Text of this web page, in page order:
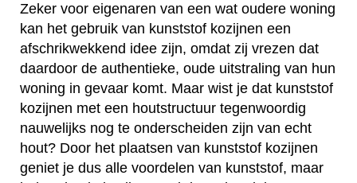
Zeker voor eigenaren van een wat oudere woning
kan het gebruik van kunststof kozijnen een
afschrikwekkend idee zijn, omdat zij vrezen dat
daardoor de authentieke, oude uitstraling van hun
woning in gevaar komt. Maar wist je dat kunststof
kozijnen met een houtstructuur tegenwoordig
nauwelijks nog te onderscheiden zijn van echt
hout? Door het plaatsen van kunststof kozijnen
geniet je dus alle voordelen van kunststof, maar